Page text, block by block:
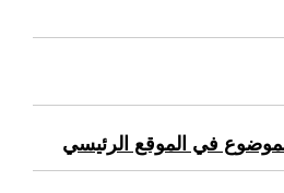
في الموقع الرئيسي